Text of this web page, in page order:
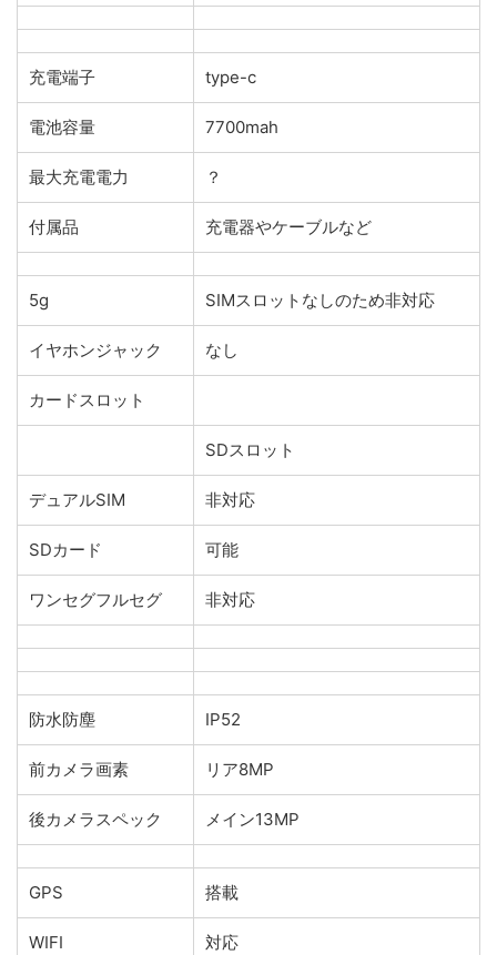
充電端子 type-c
電池容量 7700mah
最大充電電力 ？
付属品 充電器やケーブルなど
5g SIMスロットなしのため非対応
イヤホンジャック なし
カードスロット
SDスロット
デュアルSIM 非対応
SDカード 可能
ワンセグフルセグ 非対応
防水防塵 IP52
前カメラ画素 リア8MP
後カメラスペック メイン13MP
GPS 搭載
WIFI 対応